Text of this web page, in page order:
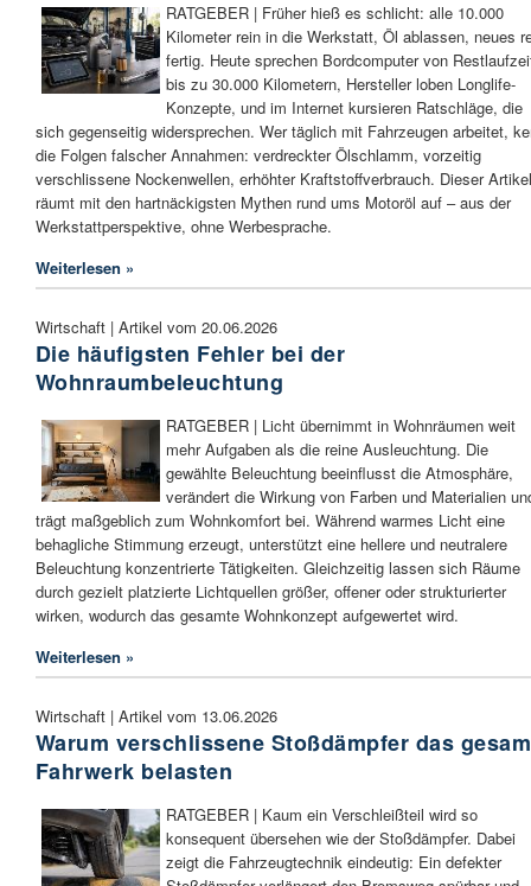
RATGEBER | Früher hieß es schlicht: alle 10.000
Kilometer rein in die Werkstatt, Öl ablassen, neues
fertig. Heute sprechen Bordcomputer von
bis zu 30.000 Kilometern, Hersteller loben Longlife-
Konzepte, und im Internet kursieren Ratschläge, die
sich gegenseitig widersprechen. Wer täglich mit Fahrzeugen arbeitet,
die Folgen falscher Annahmen: verdreckter Ölschlamm, vorzeitig
verschlissene Nockenwellen, erhöhter Kraftstoffverbrauch. Dieser Artikel
räumt mit den hartnäckigsten Mythen rund ums Motoröl auf – aus der
Werkstattperspektive, ohne Werbesprache.
Weiterlesen »
Wirtschaft | Artikel vom 20.06.2026
Die häufigsten Fehler bei der
Wohnraumbeleuchtung
RATGEBER | Licht übernimmt in Wohnräumen weit
mehr Aufgaben als die reine Ausleuchtung. Die
gewählte Beleuchtung beeinflusst die Atmosphäre,
verändert die Wirkung von Farben und Materialien
trägt maßgeblich zum Wohnkomfort bei. Während warmes Licht eine
behagliche Stimmung erzeugt, unterstützt eine hellere und neutralere
Beleuchtung konzentrierte Tätigkeiten. Gleichzeitig lassen sich Räume
durch gezielt platzierte Lichtquellen größer, offener oder strukturierter
wirken, wodurch das gesamte Wohnkonzept aufgewertet wird.
Weiterlesen »
Wirtschaft | Artikel vom 13.06.2026
Warum verschlissene Stoßdämpfer das
Fahrwerk belasten
RATGEBER | Kaum ein Verschleißteil wird so
konsequent übersehen wie der Stoßdämpfer. Dabei
zeigt die Fahrzeugtechnik eindeutig: Ein defekter